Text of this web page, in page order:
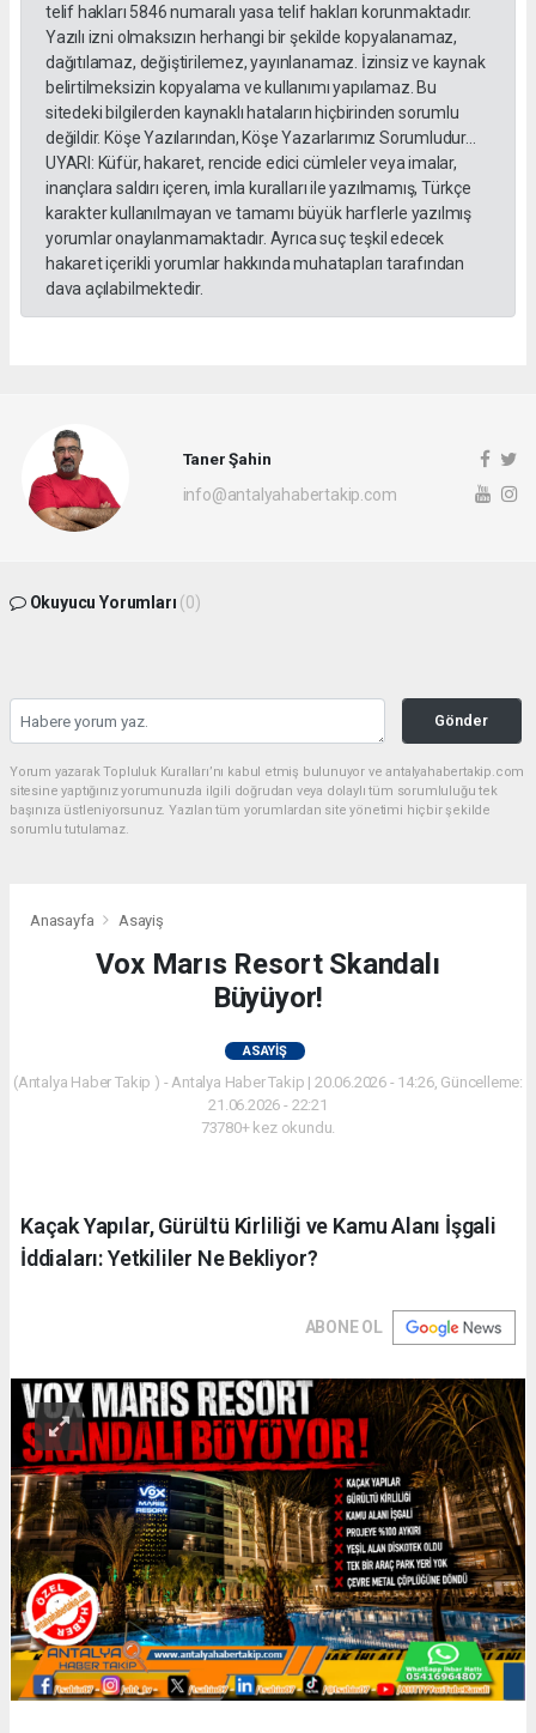
telif hakları 5846 numaralı yasa telif hakları korunmaktadır.
Yazılı izni olmaksızın herhangi bir şekilde kopyalanamaz,
dağıtılamaz, değiştirilemez, yayınlanamaz. İzinsiz ve kaynak
belirtilmeksizin kopyalama ve kullanımı yapılamaz. Bu
sitedeki bilgilerden kaynaklı hataların hiçbirinden sorumlu
değildir. Köşe Yazılarından, Köşe Yazarlarımız Sorumludur...
UYARI: Küfür, hakaret, rencide edici cümleler veya imalar,
inançlara saldırı içeren, imla kuralları ile yazılmamış, Türkçe
karakter kullanılmayan ve tamamı büyük harflerle yazılmış
yorumlar onaylanmamaktadır. Ayrıca suç teşkil edecek
hakaret içerikli yorumlar hakkında muhatapları tarafından
dava açılabilmektedir.
Taner Şahin
info@antalyahabertakip.com
Okuyucu Yorumları (0)
Gönder
Yorum yazarak Topluluk Kuralları’nı kabul etmiş bulunuyor ve antalyahabertakip.com
sitesine yaptığınız yorumunuzla ilgili doğrudan veya dolaylı tüm sorumluluğu tek
başınıza üstleniyorsunuz. Yazılan tüm yorumlardan site yönetimi hiçbir şekilde
sorumlu tutulamaz.
Anasayfa Asayiş
Vox Marıs Resort Skandalı
Büyüyor!
ASAYIŞ
(Antalya Haber Takip ) - Antalya Haber Takip | 20.06.2026 - 14:26, Güncelleme:
21.06.2026 - 22:21
73780+ kez okundu.
Kaçak Yapılar, Gürültü Kirliliği ve Kamu Alanı İşgali
İddiaları: Yetkililer Ne Bekliyor?
ABONE OL